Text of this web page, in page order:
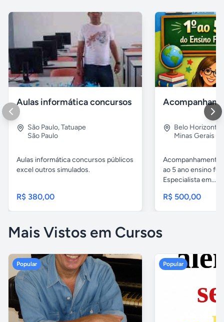
Aulas informática concursos
São Paulo,Tatuape
São Paulo
Aulas informática concursos públicos
excel outros simulados.
R$ 380,00
Belo Horizonte
Minas Gerais
Acompanhamento
ao 5 ano ensino
Especialista em...
R$ 500,00
Mais Vistos em Cursos
Popular Popular